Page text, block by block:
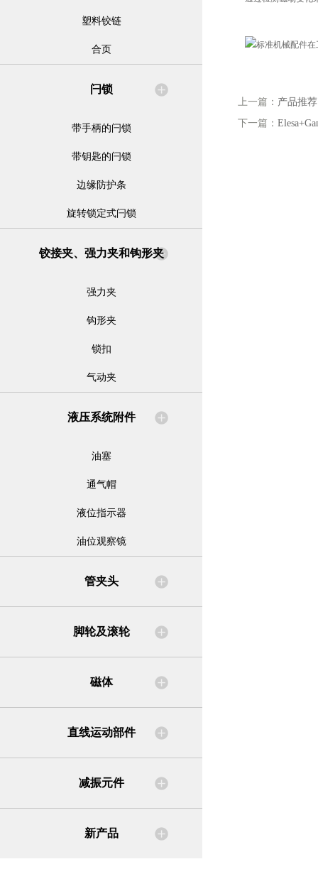
塑料铰链
合页
闩锁
带手柄的闩锁
带钥匙的闩锁
边缘防护条
旋转锁定式闩锁
铰接夹、强力夹和钩形夹
强力夹
钩形夹
锁扣
气动夹
液压系统附件
油塞
通气帽
液位指示器
油位观察镜
管夹头
脚轮及滚轮
磁体
直线运动部件
减振元件
新产品
上一篇： 产品推
下一篇：